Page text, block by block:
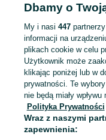
Podkarpackie
Pozostałe -
KATEGORIA
Mapa kategorii
Mapa miejscowości
Mapa ministron
Dbamy o
My i nasi 447partnerzy
informacji na
plikach cookie w celu
Użytkownik może
klikając poniżej lub w
prywatności. Te
nie będą miały
Polityka Prywatności
Wraz z naszymi
zapewnienia: